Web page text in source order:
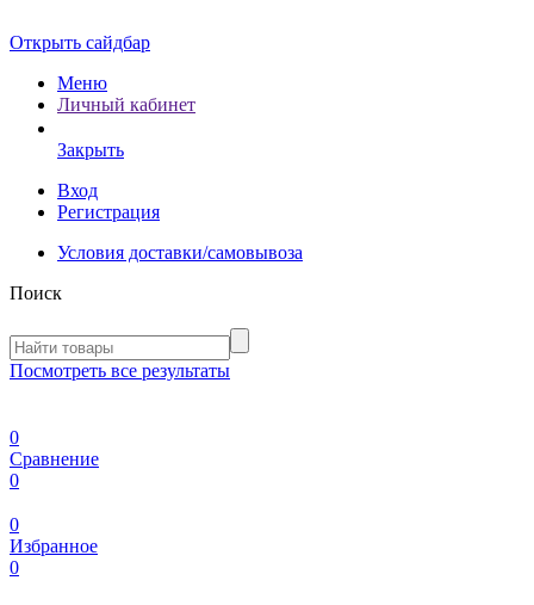
Открыть сайдбар
Меню
Личный кабинет
Закрыть
Вход
Регистрация
Условия доставки/самовывоза
Поиск
Посмотреть все результаты
0
Сравнение
0
0
Избранное
0